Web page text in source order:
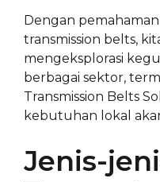
Dengan
transmission belts,
mengeksplorasi
berbagai sektor,
Transmission Belts
kebutuhan lokal
Jenis-